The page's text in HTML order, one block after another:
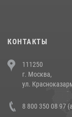
напавших на бригаду
14 июля 2026, 12:20
В Росгвардии
боевого опыта
КОНТАКТЫ
111250
г. Москва,
ул.
8 800 350 08 97